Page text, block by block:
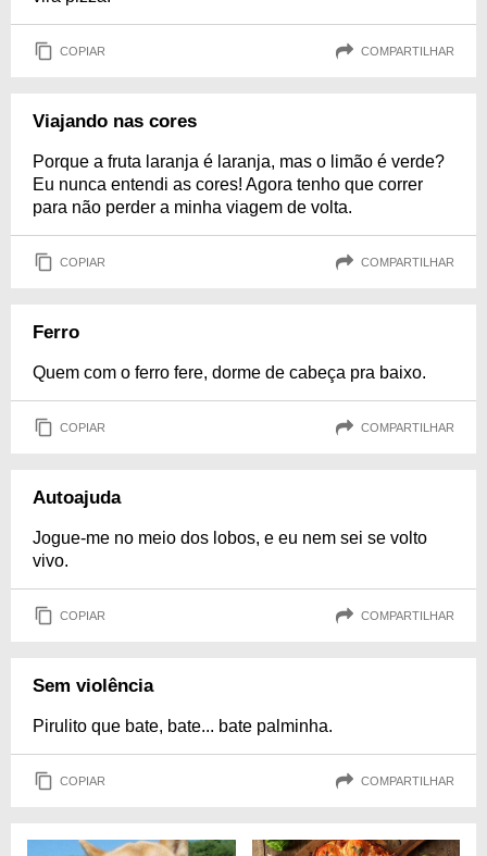
COPIAR COMPARTILHAR
Viajando nas cores
Porque a fruta laranja é laranja, mas o limão é verde?
Eu nunca entendi as cores! Agora tenho que correr
para não perder a minha viagem de volta.
COPIAR COMPARTILHAR
Ferro
Quem com o ferro fere, dorme de cabeça pra baixo.
COPIAR COMPARTILHAR
Autoajuda
Jogue-me no meio dos lobos, e eu nem sei se volto
vivo.
COPIAR COMPARTILHAR
Sem violência
Pirulito que bate, bate... bate palminha.
COPIAR COMPARTILHAR